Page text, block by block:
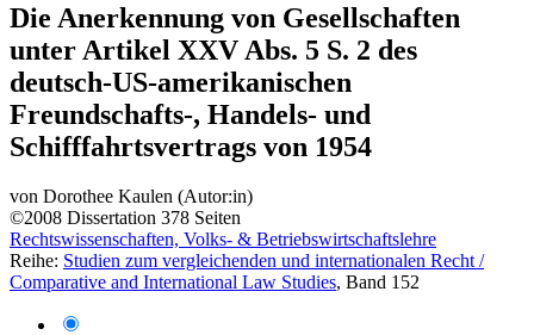
Die Anerkennung von Gesellschaften
unter Artikel XXV Abs. 5 S. 2 des
deutsch-US-amerikanischen
Freundschafts-, Handels- und
Schifffahrtsvertrags von 1954
von Dorothee Kaulen (Autor:in)
©2008 Dissertation 378 Seiten
Rechtswissenschaften, Volks- & Betriebswirtschaftslehre
Reihe: Studien zum vergleichenden und internationalen Recht /
Comparative and International Law Studies, Band 152